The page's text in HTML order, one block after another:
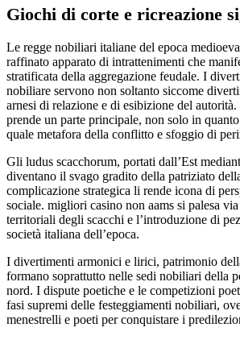
Giochi di corte e ricreazione
Le regge nobiliari italiane del epoca
raffinato apparato di intrattenimenti che
stratificata della aggregazione feudale. I
nobiliare servono non soltanto siccome
arnesi di relazione e di esibizione del
prende un parte principale, non solo in
quale metafora della conflitto e sfoggio di
Gli ludus scacchorum, portati dall’Est
diventano il svago gradito della patriziato
complicazione strategica li rende icona di
sociale. migliori casino non aams si palesa
territoriali degli scacchi e l’introduzione di
società italiana dell’epoca.
I divertimenti armonici e lirici, patrimonio
formano soprattutto nelle sedi nobiliari della
nord. I dispute poetiche e le competizioni
fasi supremi delle festeggiamenti nobiliari,
menestrelli e poeti per conquistare i